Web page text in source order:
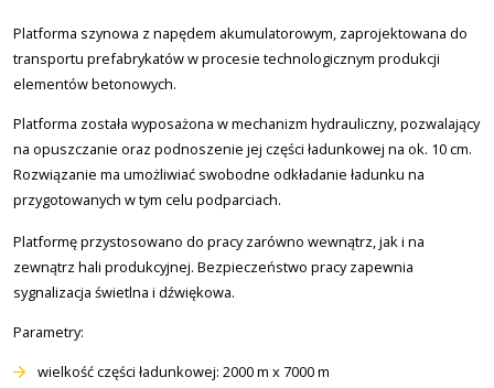
Platforma szynowa z napędem akumulatorowym, zaprojektowana do
transportu prefabrykatów w procesie technologicznym produkcji
elementów betonowych.
Platforma została wyposażona w mechanizm hydrauliczny, pozwalający
na opuszczanie oraz podnoszenie jej części ładunkowej na ok. 10 cm.
Rozwiązanie ma umożliwiać swobodne odkładanie ładunku na
przygotowanych w tym celu podparciach.
Platformę przystosowano do pracy zarówno wewnątrz, jak i na
zewnątrz hali produkcyjnej. Bezpieczeństwo pracy zapewnia
sygnalizacja świetlna i dźwiękowa.
Parametry:
wielkość części ładunkowej: 2000 m x 7000 m